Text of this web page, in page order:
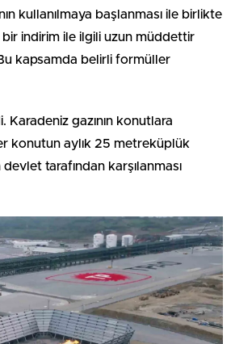
kullanılmaya başlanması ile birlikte
indirim ile ilgili uzun müddettir
Bu kapsamda belirli formüller
Karadeniz gazının konutlara
konutun aylık 25 metreküplük
tarafından karşılanması